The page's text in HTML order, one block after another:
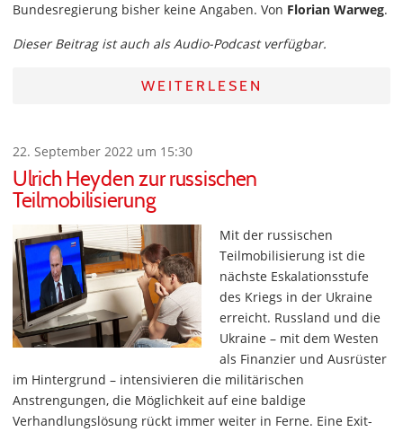
Bundesregierung bisher keine Angaben. Von Florian Warweg.
Dieser Beitrag ist auch als Audio-Podcast verfügbar.
WEITERLESEN
22. September 2022 um 15:30
Ulrich Heyden zur russischen
Teilmobilisierung
Mit der russischen
Teilmobilisierung ist die
nächste Eskalationsstufe
des Kriegs in der Ukraine
erreicht. Russland und die
Ukraine – mit dem Westen
als Finanzier und Ausrüster
im Hintergrund – intensivieren die militärischen
Anstrengungen, die Möglichkeit auf eine baldige
Verhandlungslösung rückt immer weiter in Ferne. Eine Exit-